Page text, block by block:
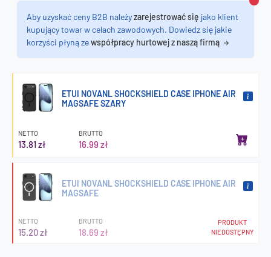
Aby uzyskać ceny B2B należyzarejestrować się jako klient
kupujący towar w celach zawodowych. Dowiedz się jakie
korzyści płyną zewspółpracy hurtowej z naszą firmą
ETUI NOVANL SHOCKSHIELD CASE IPHONE AIR
MAGSAFE SZARY
NETTO
13.81 zł
BRUTTO
16.99 zł
ETUI NOVANL SHOCKSHIELD CASE IPHONE AIR
MAGSAFE
NETTO
15.20 zł
BRUTTO
18.69 zł
PRODUKT
NIEDOSTĘPNY